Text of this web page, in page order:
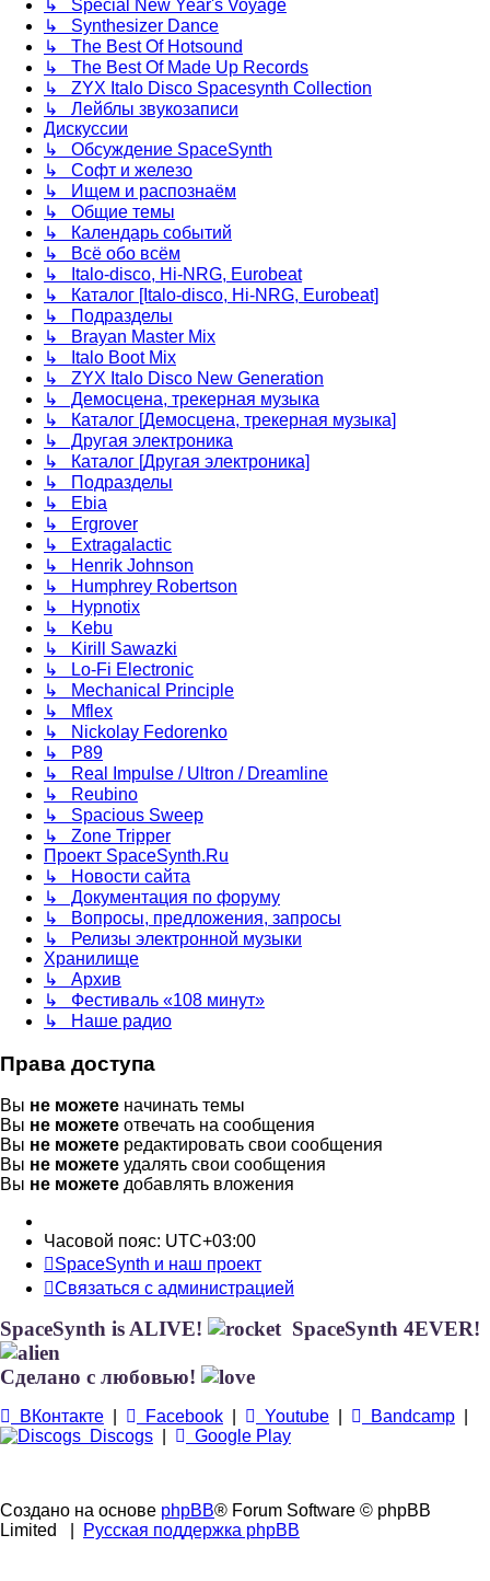
↳ Special New Year's Voyage
↳ Synthesizer Dance
↳ The Best Of Hotsound
↳ The Best Of Made Up Records
↳ ZYX Italo Disco Spacesynth Collection
↳ Лейблы звукозаписи
Дискуссии
↳ Обсуждение SpaceSynth
↳ Софт и железо
↳ Ищем и распознаём
↳ Общие темы
↳ Календарь событий
↳ Всё обо всём
↳ Italo-disco, Hi-NRG, Eurobeat
↳ Каталог [Italo-disco, Hi-NRG, Eurobeat]
↳ Подразделы
↳ Brayan Master Mix
↳ Italo Boot Mix
↳ ZYX Italo Disco New Generation
↳ Демосцена, трекерная музыка
↳ Каталог [Демосцена, трекерная музыка]
↳ Другая электроника
↳ Каталог [Другая электроника]
↳ Подразделы
↳ Ebia
↳ Ergrover
↳ Extragalactic
↳ Henrik Johnson
↳ Humphrey Robertson
↳ Hypnotix
↳ Kebu
↳ Kirill Sawazki
↳ Lo-Fi Electronic
↳ Mechanical Principle
↳ Mflex
↳ Nickolay Fedorenko
↳ P89
↳ Real Impulse / Ultron / Dreamline
↳ Reubino
↳ Spacious Sweep
↳ Zone Tripper
Проект SpaceSynth.Ru
↳ Новости сайта
↳ Документация по форуму
↳ Вопросы, предложения, запросы
↳ Релизы электронной музыки
Хранилище
↳ Архив
↳ Фестиваль «108 минут»
↳ Наше радио
Права доступа
Вы не можете начинать темы
Вы не можете отвечать на сообщения
Вы не можете редактировать свои сообщения
Вы не можете удалять свои сообщения
Вы не можете добавлять вложения
Часовой пояс: UTC+03:00
SpaceSynth и наш проект
Связаться с администрацией
SpaceSynth is ALIVE! SpaceSynth 4EVER!
Сделано с любовью!
ВКонтакте Facebook Youtube Bandcamp
Discogs
Google Play
Создано на основе phpBB® Forum Software © phpBB
Limited
Русская поддержка phpBB